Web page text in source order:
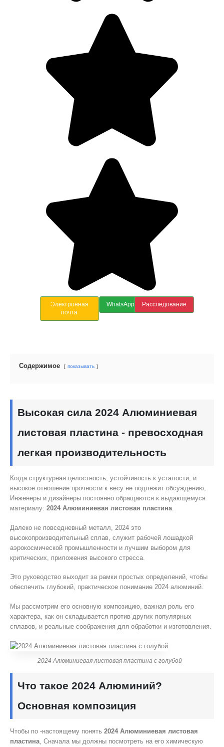
Электронная
почта
WhatsApp Расследование
Содержимое показывать
Высокая сила 2024 Алюминиевая
листовая пластина - превосходная
легкая производительность
Когда структурная целостность, устойчивость к усталости, и
высокое отношение прочности к весу не подлежит обсуждению,
Инженеры и дизайнеры постоянно обращаются к выдающемуся
материалу: 2024 Алюминиевая листовая пластина.
Далеко не повседневный металл, 2024 это
высокопроизводительный сплав, служит рабочей лошадкой
аэрокосмической промышленности и лучшим выбором для
критических, приложения высокого стресса.
Это руководство выходит за рамки простых определений, чтобы
обеспечить глубокий, практическое понимание 2024 алюминий.
Мы рассмотрим его основную композицию, важная роль его
характера, как он складывается против других популярных
сплавов, и реальные соображения для обработки и изготовления.
2024 Алюминиевая листовая пластина с голубой
Что такое 2024 Алюминий?
Основная композиция
Чтобы по -настоящему понять 2024 Алюминиевая листовая
пластина, Сначала мы должны посмотреть на его химическую